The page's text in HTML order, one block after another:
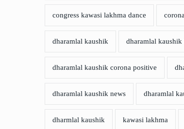
congress kawasi lakhma dance
dharamlal kaushik dharamlal
dharamlal kaushik corona positive
dharamlal kaushik news dharamlal
dharmlal kaushik kawasi lakhma